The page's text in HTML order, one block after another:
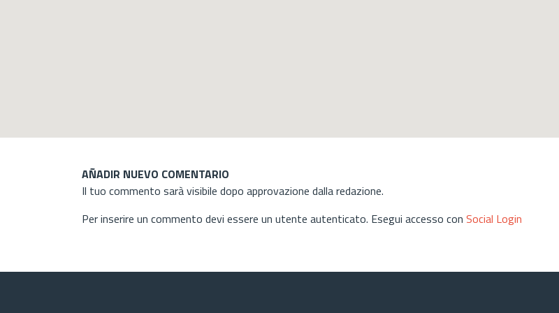
AÑADIR NUEVO COMENTARIO
Il tuo commento sarà visibile dopo approvazione dalla redazione.
Per inserire un commento devi essere un utente autenticato. Esegui accesso con Social Login